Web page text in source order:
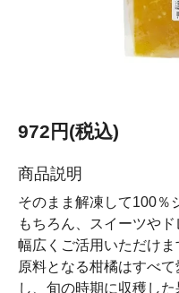
972円(税込)
商品説明
そのまま解凍して100％
もちろん、スイーツや
幅広くご活用いただけま
原料となる柑橘はすべ
し、旬の時期に収穫し